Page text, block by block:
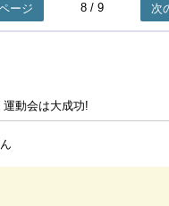
ージ 8 / 9 次
動会は大成功!